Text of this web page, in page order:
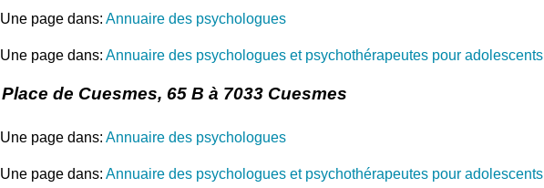
Une page dans: Annuaire des psychologues
Une page dans: Annuaire des psychologues et psychothérapeutes pour adolescents
Place de Cuesmes, 65 B à 7033 Cuesmes
Une page dans: Annuaire des psychologues
Une page dans: Annuaire des psychologues et psychothérapeutes pour adolescents